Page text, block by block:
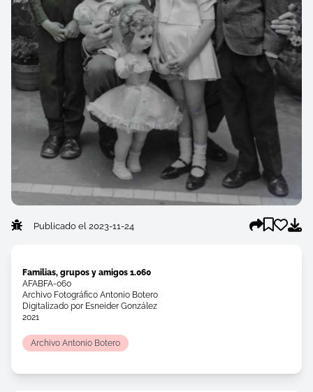
Publicado el 2023-11-24
Familias, grupos y amigos 1.060
AFABFA-060
Archivo Fotográfico Antonio Botero
Digitalizado por Esneider González
2021
Archivo Antonio Botero